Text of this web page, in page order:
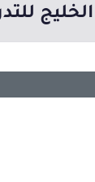
الخليج للتدريب